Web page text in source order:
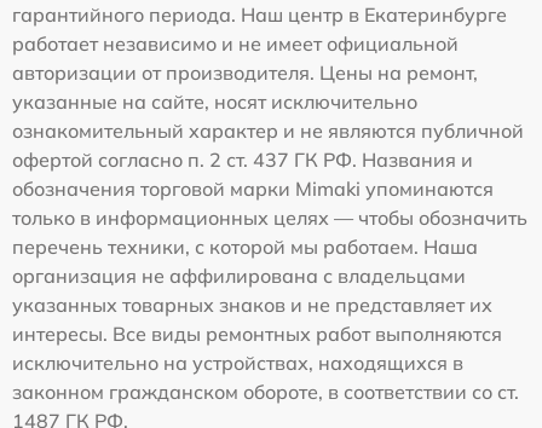
гарантийного периода. Наш центр в Екатеринбурге
работает независимо и не имеет официальной
авторизации от производителя. Цены на ремонт,
указанные на сайте, носят исключительно
ознакомительный характер и не являются публичной
офертой согласно п. 2 ст. 437 ГК РФ. Названия и
обозначения торговой марки Mimaki упоминаются
только в информационных целях — чтобы обозначить
перечень техники, с которой мы работаем. Наша
организация не аффилирована с владельцами
указанных товарных знаков и не представляет их
интересы. Все виды ремонтных работ выполняются
исключительно на устройствах, находящихся в
законном гражданском обороте, в соответствии со ст.
1487 ГК РФ.